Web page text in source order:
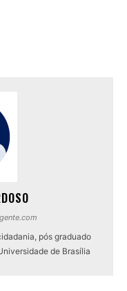
pós graduado
de Brasília